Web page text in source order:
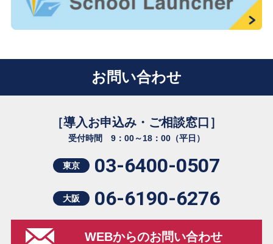
お問い合わせ
［導入お申込み・ご相談窓口］
受付時間 9：00～18：00（平日）
東京 03-6400-0507
大阪 06-6190-6276
WEBからのお問い合わせ